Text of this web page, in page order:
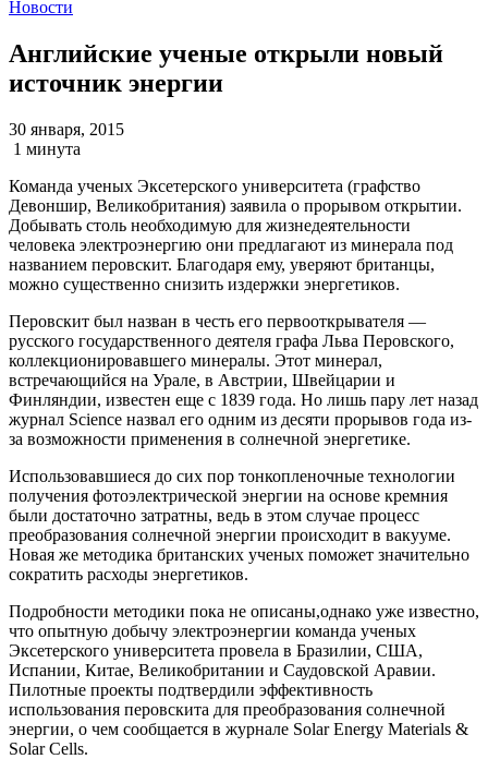
Новости
Английские ученые открыли новый
источник энергии
30 января, 2015
1 минута
Команда ученых Эксетерского университета (графство
Девоншир, Великобритания) заявила о прорывом открытии.
Добывать столь необходимую для жизнедеятельности
человека электроэнергию они предлагают из минерала под
названием перовскит. Благодаря ему, уверяют британцы,
можно существенно снизить издержки энергетиков.
Перовскит был назван в честь его первооткрывателя —
русского государственного деятеля графа Льва Перовского,
коллекционировавшего минералы. Этот минерал,
встречающийся на Урале, в Австрии, Швейцарии и
Финляндии, известен еще с 1839 года. Но лишь пару лет назад
журнал Science назвал его одним из десяти прорывов года из-
за возможности применения в солнечной энергетике.
Использовавшиеся до сих пор тонкопленочные технологии
получения фотоэлектрической энергии на основе кремния
были достаточно затратны, ведь в этом случае процесс
преобразования солнечной энергии происходит в вакууме.
Новая же методика британских ученых поможет значительно
сократить расходы энергетиков.
Подробности методики пока не описаны,однако уже известно,
что опытную добычу электроэнергии команда ученых
Эксетерского университета провела в Бразилии, США,
Испании, Китае, Великобритании и Саудовской Аравии.
Пилотные проекты подтвердили эффективность
использования перовскита для преобразования солнечной
энергии, о чем сообщается в журнале Solar Energy Materials &
Solar Cells.